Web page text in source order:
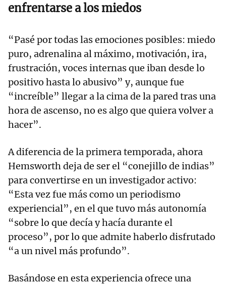
enfrentarse a los miedos
“Pasé por todas las emociones posibles: miedo
puro, adrenalina al máximo, motivación, ira,
frustración, voces internas que iban desde lo
positivo hasta lo abusivo” y, aunque fue
“increíble” llegar a la cima de la pared tras una
hora de ascenso, no es algo que quiera volver a
hacer”.
A diferencia de la primera temporada, ahora
Hemsworth deja de ser el “conejillo de indias”
para convertirse en un investigador activo:
“Esta vez fue más como un periodismo
experiencial”, en el que tuvo más autonomía
“sobre lo que decía y hacía durante el
proceso”, por lo que admite haberlo disfrutado
“a un nivel más profundo”.
Basándose en esta experiencia ofrece una